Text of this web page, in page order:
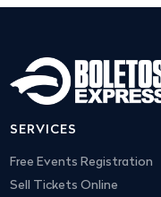
SERVICES
Free Events Registration
Sell Tickets Online